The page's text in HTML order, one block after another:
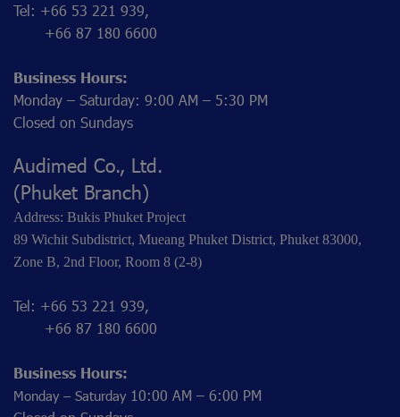
Tel: +66 53 221 939,
+66 87 180 6600
Business Hours:
Monday – Saturday: 9:00 AM – 5:30 PM
Closed on Sundays
Audimed Co., Ltd.
(Phuket Branch)
Address: Bukis Phuket Project
89 Wichit Subdistrict, Mueang Phuket District, Phuket 83000,
Zone B, 2nd Floor, Room 8 (2-8)
Tel: +66 53 221 939,
+66 87 180 6600
Business Hours:
Monday – Saturday10:00 AM – 6:00 PM